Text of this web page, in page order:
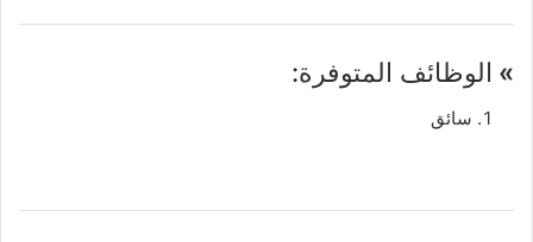
» الوظائف المتوفرة:
سائق